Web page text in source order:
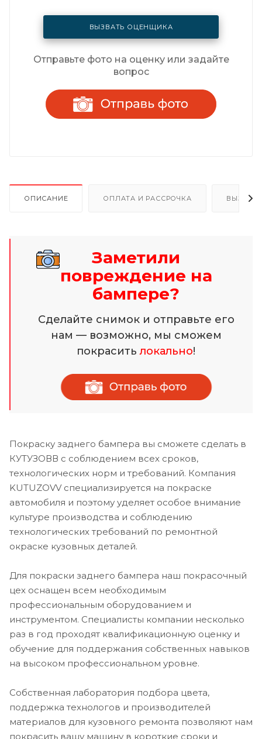
ВЫЗВАТЬ ОЦЕНЩИКА
Отправьте фото на оценку или задайте
вопрос
ОПИСАНИЕ ОПЛАТА И РАССРОЧКА ВЫЗОВ
Заметили
повреждение на
бампере?
Сделайте снимок и отправьте его
нам — возможно, мы сможем
покраситьлокально!
Покраску заднего бампера вы сможете сделать в
КУТУЗОВВ с соблюдением всех сроков,
технологических норм и требований. Компания
KUTUZOVV специализируется на покраске
автомобиля и поэтому уделяет особое внимание
культуре производства и соблюдению
технологических требований по ремонтной
окраске кузовных деталей.
Для покраски заднего бампера наш покрасочный
цех оснащен всем необходимым
профессиональным оборудованием и
инструментом. Специалисты компании несколько
раз в год проходят квалификационную оценку и
обучение для поддержания собственных навыков
на высоком профессиональном уровне.
Собственная лаборатория подбора цвета,
поддержка технологов и производителей
материалов для кузовного ремонта позволяют нам
покрасить вашу машину в короткие сроки и